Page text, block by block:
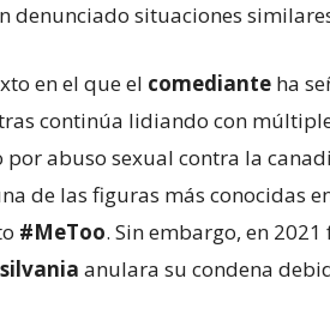
denunciado situaciones
en el que el comediante ha
continúa lidiando con
por abuso sexual contra la
de las figuras más conocidas
#MeToo. Sin embargo, en
anulara su condena